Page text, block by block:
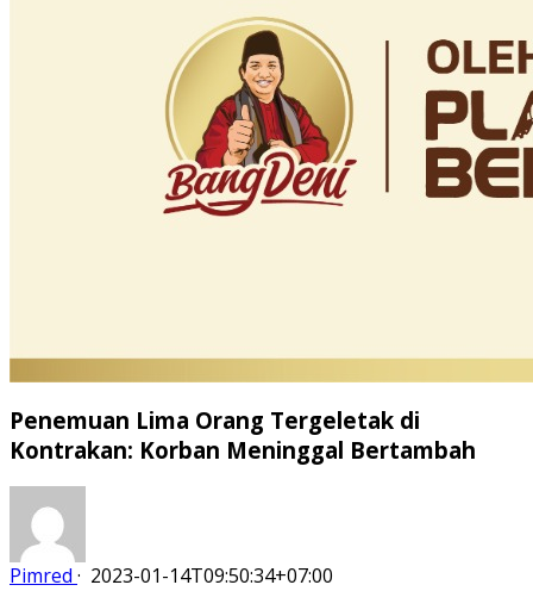
Penemuan Lima Orang Tergeletak di
Kontrakan: Korban Meninggal Bertambah
Pimred · 2023-01-14T09:50:34+07:00